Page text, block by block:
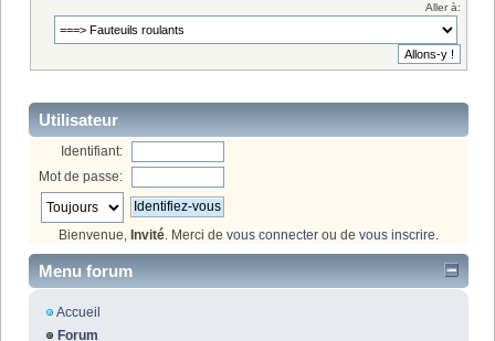
Aller à:
Utilisateur
Identifiant:
Mot de passe:
Bienvenue, Invité. Merci de vous connecter ou de vous inscrire.
Menu forum
Accueil
Forum